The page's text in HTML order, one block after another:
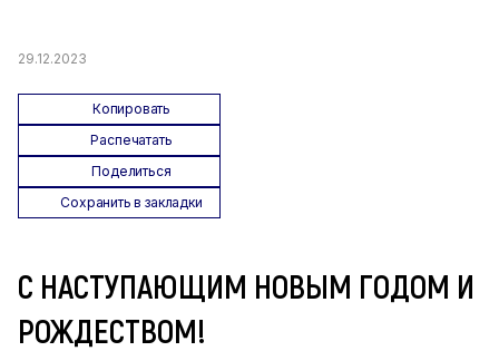
29.12.2023
Копировать
Распечатать
Поделиться
Сохранить в закладки
С НАСТУПАЮЩИМ НОВЫМ ГОДОМ И
РОЖДЕСТВОМ!